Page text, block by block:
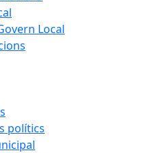
Local
polítics